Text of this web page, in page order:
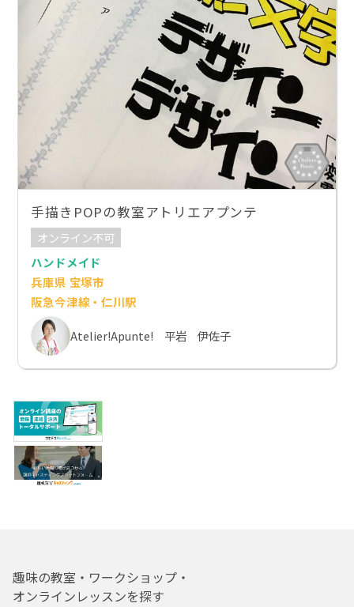
手描きPOPの教室アトリエアプンテ
オンライン不可
ハンドメイド
兵庫県 宝塚市
阪急今津線・仁川駅
Atelier!Apunte! 平岩 伊佐子
趣味の教室・ワークショップ・
オンラインレッスンを探す